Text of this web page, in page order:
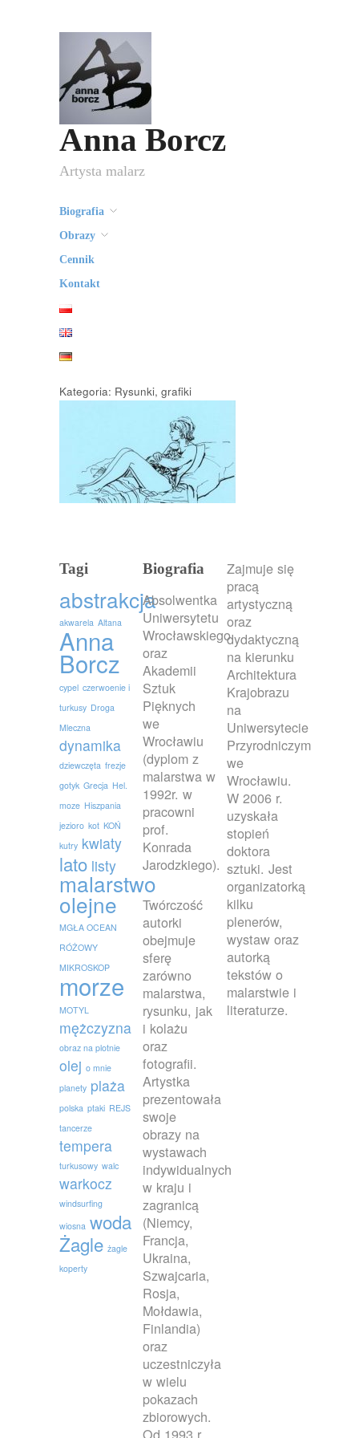
Anna Borcz
Artysta malarz
Biografia
Obrazy
Cennik
Kontakt
Kategoria: Rysunki, grafiki
Tagi
abstrakcja
akwarela Altana
Anna
Borcz
cypel czerwoenie i
turkusy Droga
Mleczna
dynamika
dziewczęta frezje
gotyk Grecja Hel.
moze Hiszpania
jezioro kot KOŃ
kutry kwiaty
lato listy
malarstwo
olejne
MGŁA OCEAN
RÓŻOWY
MIKROSKOP
morze
MOTYL
mężczyzna
obraz na plotnie
olej o mnie
planety plaża
polska ptaki REJS
tancerze
tempera
turkusowy walc
warkocz
windsurfing
wiosna woda
Żagle żagle
koperty
Biografia
Absolwentka
Uniwersytetu
Wrocławskiego
oraz
Akademii
Sztuk
Pięknych
we
Wrocławiu
(dyplom z
malarstwa w
1992r. w
pracowni
prof.
Konrada
Jarodzkiego).
Twórczość
autorki
obejmuje
sferę
zarówno
malarstwa,
rysunku, jak
i kolażu
oraz
fotografii.
Artystka
prezentowała
swoje
obrazy na
wystawach
indywidualnych
w kraju i
zagranicą
(Niemcy,
Francja,
Ukraina,
Szwajcaria,
Rosja,
Mołdawia,
Finlandia)
oraz
uczestniczyła
w wielu
pokazach
zbiorowych.
Zajmuje się
pracą
artystyczną
oraz
dydaktyczną
na kierunku
Architektura
Krajobrazu
na
Uniwersytecie
Przyrodniczym
we
Wrocławiu.
W 2006 r.
uzyskała
stopień
doktora
sztuki. Jest
organizatorką
kilku
plenerów,
wystaw oraz
autorką
tekstów o
malarstwie i
literaturze.